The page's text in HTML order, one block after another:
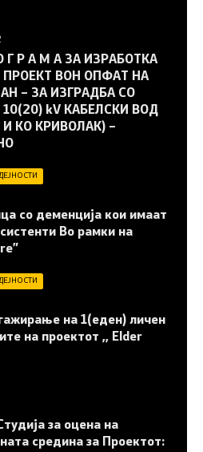
Г Р А М А ЗА ИЗРАБОТКА
ПРОЕКТ ВОН ОПФАТ НА
– ЗА ИЗГРАДБА СО
kV КАБЕЛСКИ ВОД
КО КРИВОЛАК) –
со деменција кои имаат
Во рамки на
на 1(еден) личен
на проектот ,, Elder
за оцена на
средина за Проектот: